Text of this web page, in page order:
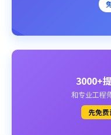
3000+
和专业工程
先免